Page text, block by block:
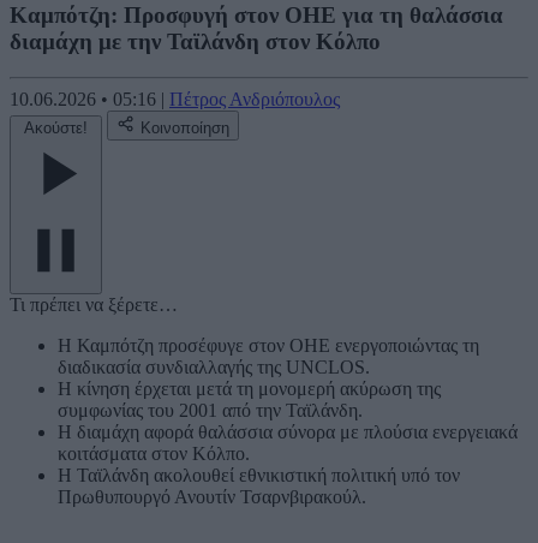
Καμπότζη: Προσφυγή στον ΟΗΕ για τη θαλάσσια
διαμάχη με την Ταϊλάνδη στον Κόλπο
10.06.2026 • 05:16 | Πέτρος Ανδριόπουλος
Ακούστε! Κοινοποίηση
Τι πρέπει να ξέρετε…
Η Καμπότζη προσέφυγε στον ΟΗΕ ενεργοποιώντας τη
διαδικασία συνδιαλλαγής της UNCLOS.
Η κίνηση έρχεται μετά τη μονομερή ακύρωση της
συμφωνίας του 2001 από την Ταϊλάνδη.
Η διαμάχη αφορά θαλάσσια σύνορα με πλούσια ενεργειακά
κοιτάσματα στον Κόλπο.
Η Ταϊλάνδη ακολουθεί εθνικιστική πολιτική υπό τον
Πρωθυπουργό Ανουτίν Τσαρνβιρακούλ.